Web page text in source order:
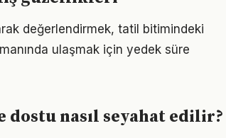
değerlendirmek, tatil bitimindeki
ulaşmak için yedek süre
nasıl seyahat edilir?